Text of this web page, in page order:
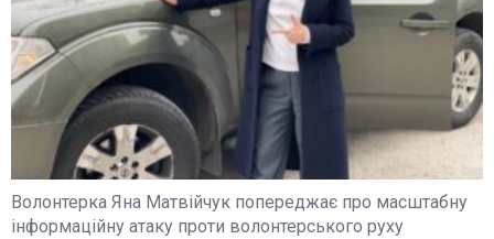
Волонтерка Яна Матвійчук попереджає про масштабну
інформаційну атаку проти волонтерського руху